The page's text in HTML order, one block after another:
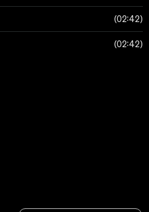
02:42
02:42